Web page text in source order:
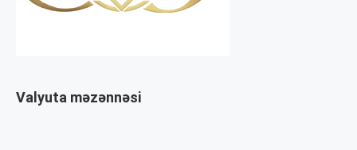
Valyuta məzənnəsi